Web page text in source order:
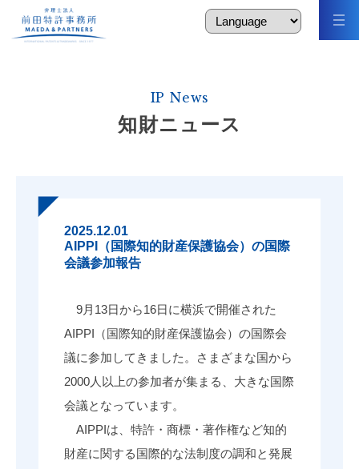
IP News
知財ニュース
2025.12.01
AIPPI（国際知的財産保護協会）の国際
会議参加報告
9月13日から16日に横浜で開催された
AIPPI（国際知的財産保護協会）の国際会
議に参加してきました。さまざまな国から
2000人以上の参加者が集まる、大きな国際
会議となっています。
AIPPIは、特許・商標・著作権など知的
財産に関する国際的な法制度の調和と発展